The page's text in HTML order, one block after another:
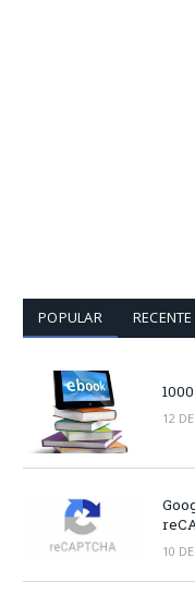
POPULAR RECENTE
12
10